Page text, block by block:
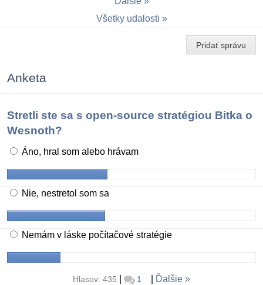
Všetky udalosti
Pridať správu
Anketa
Stretli ste sa s open-source stratégiou Bitka o
Wesnoth?
Áno, hral som alebo hrávam
Nie, nestretol som sa
Nemám v láske počítačové stratégie
Hlasov: 435 1 Ďalšie